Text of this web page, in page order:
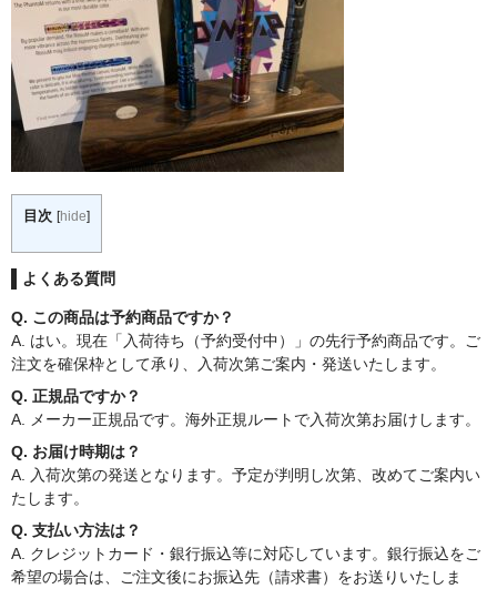
目次 [hide]
よくある質問
Q. この商品は予約商品ですか？
A. はい。現在「入荷待ち（予約受付中）」の先行予約商品です。ご
注文を確保枠として承り、入荷次第ご案内・発送いたします。
Q. 正規品ですか？
A. メーカー正規品です。海外正規ルートで入荷次第お届けします。
Q. お届け時期は？
A. 入荷次第の発送となります。予定が判明し次第、改めてご案内い
たします。
Q. 支払い方法は？
A. クレジットカード・銀行振込等に対応しています。銀行振込をご
希望の場合は、ご注文後にお振込先（請求書）をお送りいたしま